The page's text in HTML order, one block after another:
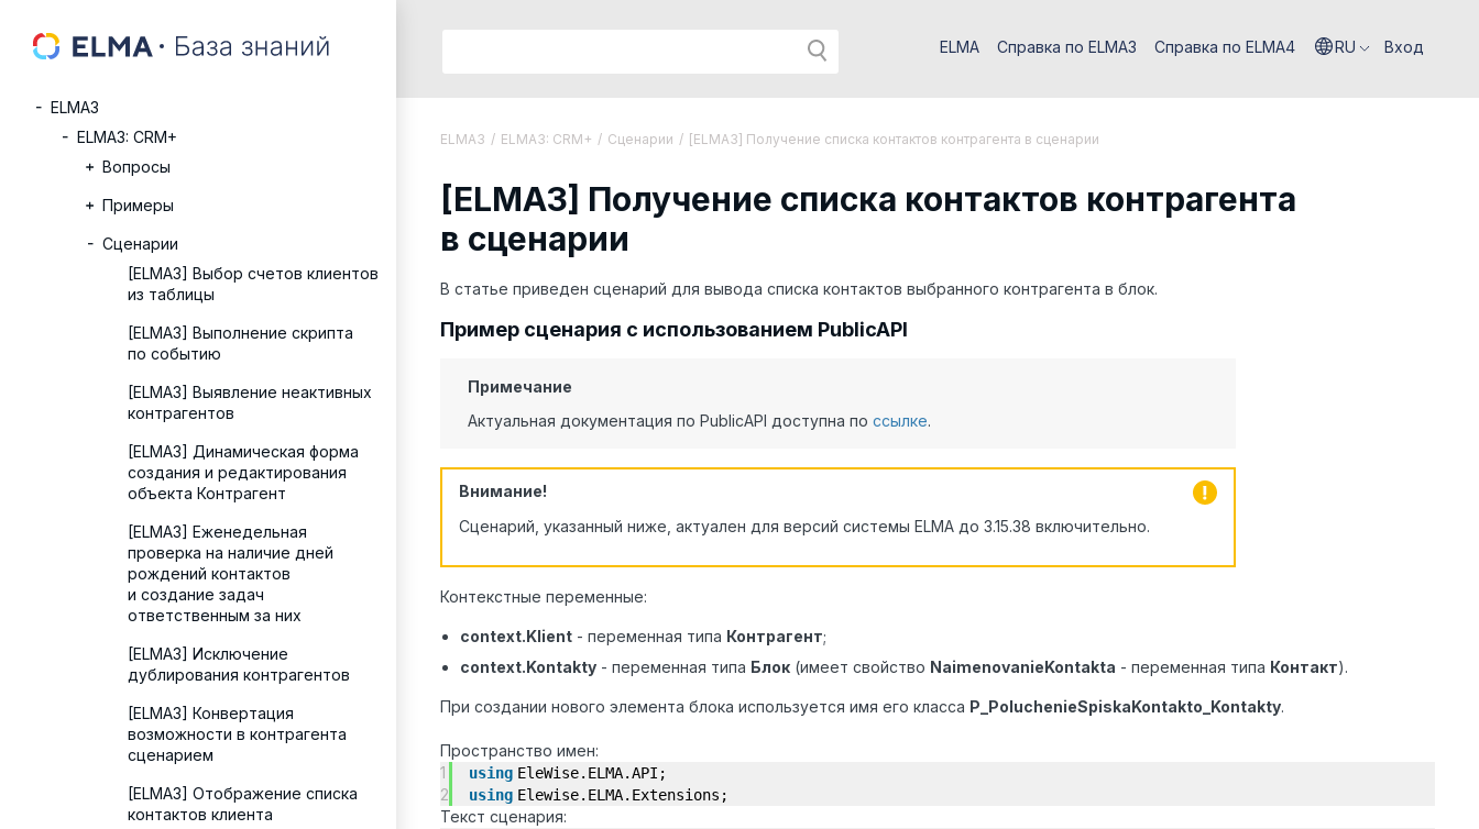
ELMA3
ELMA3: CRM+
Вопросы
Примеры
Сценарии
[ELMA3] Выбор счетов клиентов
из таблицы
[ELMA3] Выполнение скрипта
по событию
[ELMA3] Выявление неактивных
контрагентов
[ELMA3] Динамическая форма
создания и редактирования
объекта Контрагент
[ELMA3] Еженедельная
проверка на наличие дней
рождений контактов
и создание задач
ответственным за них
[ELMA3] Исключение
дублирования контрагентов
[ELMA3] Конвертация
возможности в контрагента
сценарием
[ELMA3] Отображение списка
контактов клиента
ELMA Справка по ELMA3 Справка по ELMA4 RU Вход
ELMA3 / ELMA3: CRM+ / Сценарии / [ELMA3] Получение списка контактов контрагента в сценарии
[ELMA3] Получение списка контактов контрагента
в сценарии
В статье приведен сценарий для вывода списка контактов выбранного контрагента в блок.
Пример сценария с использованием PublicAPI
Примечание
Актуальная документация по PublicAPI доступна по ссылке.
Внимание!
Сценарий, указанный ниже, актуален для версий системы ELMA до 3.15.38 включительно.
Контекстные переменные:
context.Klient - переменная типа Контрагент;
context.Kontakty - переменная типа Блок (имеет свойство NaimenovanieKontakta - переменная типа Контакт).
При создании нового элемента блока используется имя его класса P_PoluchenieSpiskaKontakto_Kontakty.
Пространство имен:
1
2
using EleWise.ELMA.API;
using Elewise.ELMA.Extensions;
Текст сценария: